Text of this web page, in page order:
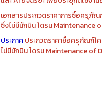
เอกสารประกวดราคาซื้อครุภัณฑ์ชุ
และ AI อัจฉริยะ เพื่อประยุกต์ใช้ง
ประกาศประกวดราคาซื้อครุภัณฑ์ชุ
และ AI อัจฉริยะ เพื่อประยุกต์ใช้ง
เอกสารประกวดราคาการซื้อครุภั